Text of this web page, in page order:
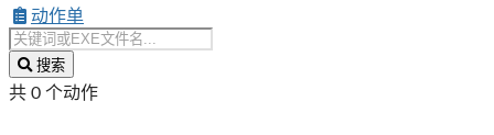
动作单
搜索
共 0 个动作